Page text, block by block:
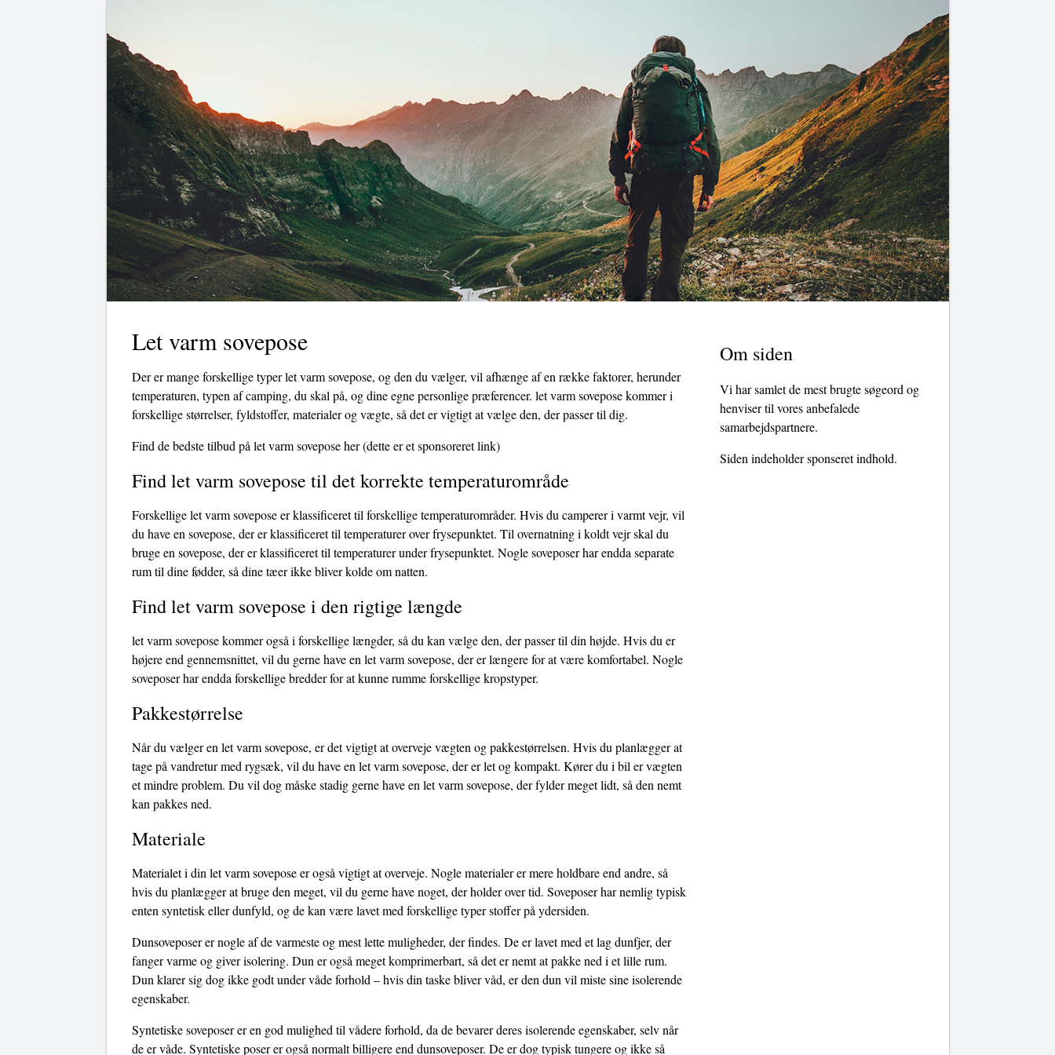
Let varm sovepose
Der er mange forskellige typer let varm sovepose, og den du vælger, vil afhænge af en række faktorer, herunder
temperaturen, typen af ​​camping, du skal på, og dine egne personlige præferencer. let varm sovepose kommer i
forskellige størrelser, fyldstoffer, materialer og vægte, så det er vigtigt at vælge den, der passer til dig.
Find de bedste tilbud på let varm sovepose her(dette er et sponsoreret link)
Find let varm sovepose til det korrekte temperaturområde
Forskellige let varm sovepose er klassificeret til forskellige temperaturområder. Hvis du camperer i varmt vejr, vil
du have en sovepose, der er klassificeret til temperaturer over frysepunktet. Til overnatning i koldt vejr skal du
bruge en sovepose, der er klassificeret til temperaturer under frysepunktet. Nogle soveposer har endda separate
rum til dine fødder, så dine tæer ikke bliver kolde om natten.
Find let varm sovepose i den rigtige længde
let varm sovepose kommer også i forskellige længder, så du kan vælge den, der passer til din højde. Hvis du er
højere end gennemsnittet, vil du gerne have en let varm sovepose, der er længere for at være komfortabel. Nogle
soveposer har endda forskellige bredder for at kunne rumme forskellige kropstyper.
Pakkestørrelse
Når du vælger en let varm sovepose, er det vigtigt at overveje vægten og pakkestørrelsen. Hvis du planlægger at
tage på vandretur med rygsæk, vil du have en let varm sovepose, der er let og kompakt. Kører du i bil er vægten
et mindre problem. Du vil dog måske stadig gerne have en let varm sovepose, der fylder meget lidt, så den nemt
kan pakkes ned.
Materiale
Materialet i din let varm sovepose er også vigtigt at overveje. Nogle materialer er mere holdbare end andre, så
hvis du planlægger at bruge den meget, vil du gerne have noget, der holder over tid. Soveposer har nemlig typisk
enten syntetisk eller dunfyld, og de kan være lavet med forskellige typer stoffer på ydersiden.
Dunsoveposer er nogle af de varmeste og mest lette muligheder, der findes. De er lavet med et lag dunfjer, der
fanger varme og giver isolering. Dun er også meget komprimerbart, så det er nemt at pakke ned i et lille rum.
Dun klarer sig dog ikke godt under våde forhold – hvis din taske bliver våd, er den dun vil miste sine isolerende
egenskaber.
Syntetiske soveposer er en god mulighed til vådere forhold, da de bevarer deres isolerende egenskaber, selv når
de er våde. Syntetiske poser er også normalt billigere end dunsoveposer. De er dog typisk tungere og ikke så
Om siden
Vi har samlet de mest brugte søgeord og
henviser til vores anbefalede
samarbejdspartnere.
Siden indeholder sponseret indhold.